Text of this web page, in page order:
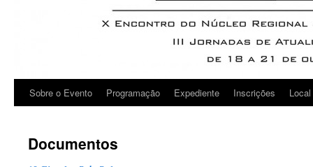
Sobre o Evento Programação Expediente Inscrições
Documentos